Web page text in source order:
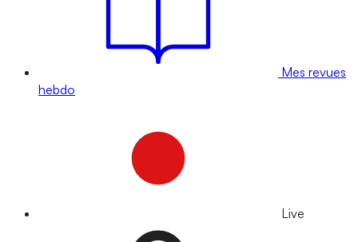
Mes revues
hebdo
Live